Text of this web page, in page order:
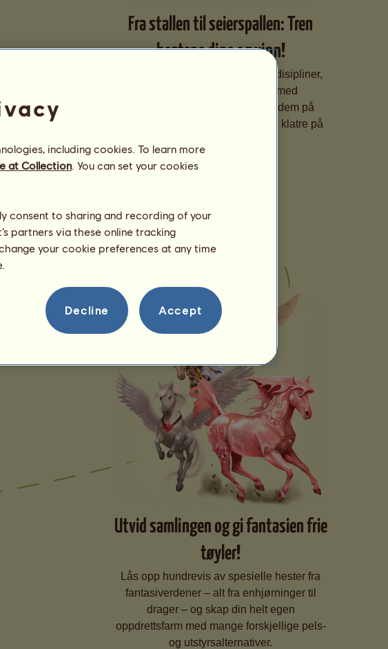
Fra stallen til seierspallen: Tren
hestene dine og vinn!
Gjør hestene spesialisert i ulike disipliner,
finpuss ferdighetene deres med
skreddersydd trening, og meld dem på
prestisjetunge konkurranser for å klatre på
Utvid samlingen og gi fantasien frie
tøyler!
Lås opp hundrevis av spesielle hester fra
fantasiverdener – alt fra enhjørninger til
drager – og skap din helt egen
oppdrettsfarm med mange forskjellige pels-
og utstyrsalternativer.
including cookies. To learn more
at Collection. You can set your cookies
consent to sharing and recording of your
partners via these online tracking
your cookie preferences at any time
Decline Accept